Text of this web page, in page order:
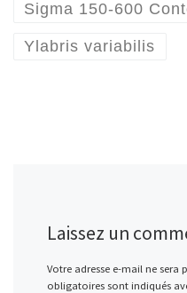
Sigma 150-600
Ylabris variabilis
Laissez un
Votre adresse e-mail ne sera
obligatoires sont indiqués